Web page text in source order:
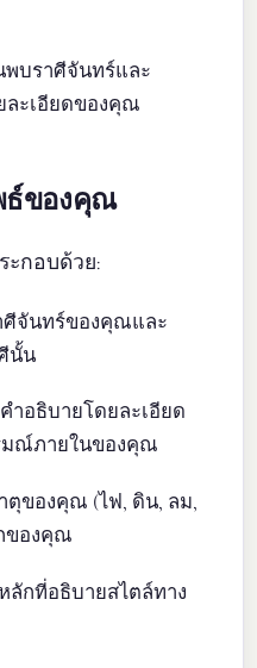
บราศีจันทร์และ
ะเอียดของคุณ
ธ์ของคุณ
กอบด้วย:
ศีจันทร์ของคุณและ
นั้น
ำอธิบายโดยละเอียด
มณ์ภายในของคุณ
ตุของคุณ (ไฟ, ดิน, ลม,
ของคุณ
ลักที่อธิบายสไตล์ทาง